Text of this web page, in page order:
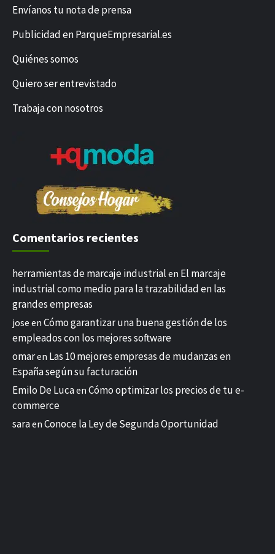
Envíanos tu nota de prensa
Publicidad en ParqueEmpresarial.es
Quiénes somos
Quiero ser entrevistado
Trabaja con nosotros
Comentarios recientes
herramientas de marcaje industrial en El marcaje
industrial como medio para la trazabilidad en las
grandes empresas
jose en Cómo garantizar una buena gestión de los
empleados con los mejores software
omaren Las 10 mejores empresas de mudanzas en
España según su facturación
Emilo De Lucaen Cómo optimizar los precios de tu e-
commerce
saraen Conoce la Ley de Segunda Oportunidad